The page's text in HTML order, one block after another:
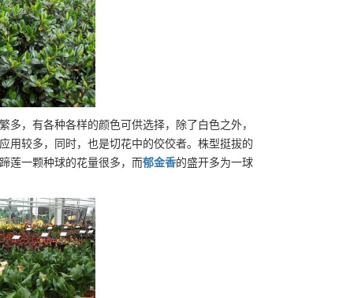
多， 有各种各样的颜色可供选择， 除了白色之外，
用较多，同时，也是切花中的佼佼者。株型挺拔的
莲一颗种球的花量很多，而郁金香的盛开多为一球